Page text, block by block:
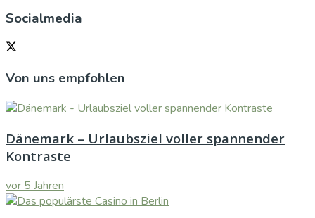
Socialmedia
Von uns empfohlen
Dänemark – Urlaubsziel voller spannender
Kontraste
vor 5 Jahren